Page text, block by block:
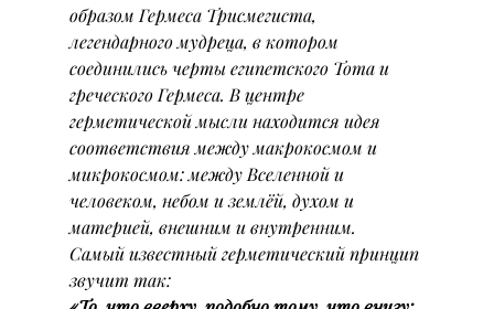
образом Гермеса Трисмегиста,
легендарного мудреца, в котором
соединились черты египетского Тота и
греческого Гермеса. В центре
герметической мысли находится идея
соответствия между макрокосмом и
микрокосмом: между Вселенной и
человеком, небом и землёй, духом и
материей, внешним и внутренним.
Самый известный герметический принцип
звучит так: